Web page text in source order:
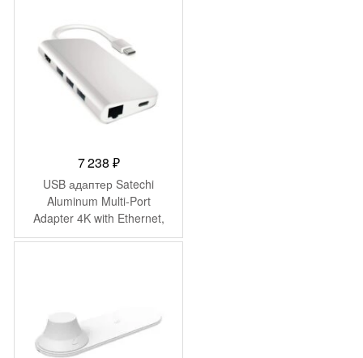
7 238 ₽
USB адаптер Satechi
Aluminum Multi-Port
Adapter 4K with Ethernet,
серебряный